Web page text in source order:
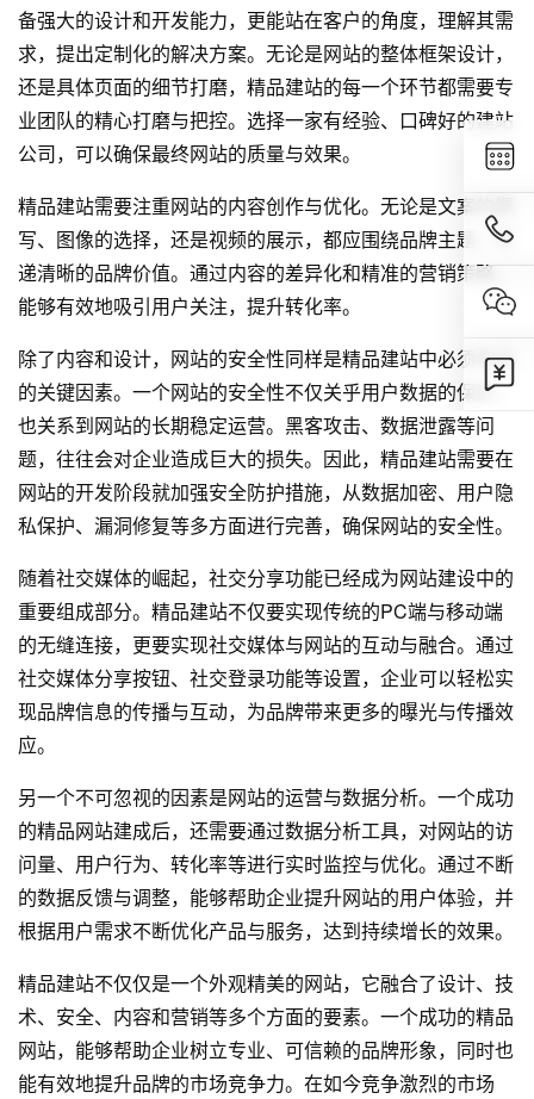
备强大的设计和开发能力，更能站在客户的角度，理解其需
求，提出定制化的解决方案。无论是网站的整体框架设计，
还是具体页面的细节打磨，精品建站的每一个环节都需要专
业团队的精心打磨与把控。选择一家有经验、口碑好的建站
公司，可以确保最终网站的质量与效果。
精品建站需要注重网站的内容创作与优化。无论是文案的撰
写、图像的选择，还是视频的展示，都应围绕品牌主题，传
递清晰的品牌价值。通过内容的差异化和精准的营销策略，
能够有效地吸引用户关注，提升转化率。
除了内容和设计，网站的安全性同样是精品建站中必须考虑
的关键因素。一个网站的安全性不仅关乎用户数据的保护，
也关系到网站的长期稳定运营。黑客攻击、数据泄露等问
题，往往会对企业造成巨大的损失。因此，精品建站需要在
网站的开发阶段就加强安全防护措施，从数据加密、用户隐
私保护、漏洞修复等多方面进行完善，确保网站的安全性。
随着社交媒体的崛起，社交分享功能已经成为网站建设中的
重要组成部分。精品建站不仅要实现传统的PC端与移动端
的无缝连接，更要实现社交媒体与网站的互动与融合。通过
社交媒体分享按钮、社交登录功能等设置，企业可以轻松实
现品牌信息的传播与互动，为品牌带来更多的曝光与传播效
应。
另一个不可忽视的因素是网站的运营与数据分析。一个成功
的精品网站建成后，还需要通过数据分析工具，对网站的访
问量、用户行为、转化率等进行实时监控与优化。通过不断
的数据反馈与调整，能够帮助企业提升网站的用户体验，并
根据用户需求不断优化产品与服务，达到持续增长的效果。
精品建站不仅仅是一个外观精美的网站，它融合了设计、技
术、安全、内容和营销等多个方面的要素。一个成功的精品
网站，能够帮助企业树立专业、可信赖的品牌形象，同时也
能有效地提升品牌的市场竞争力。在如今竞争激烈的市场